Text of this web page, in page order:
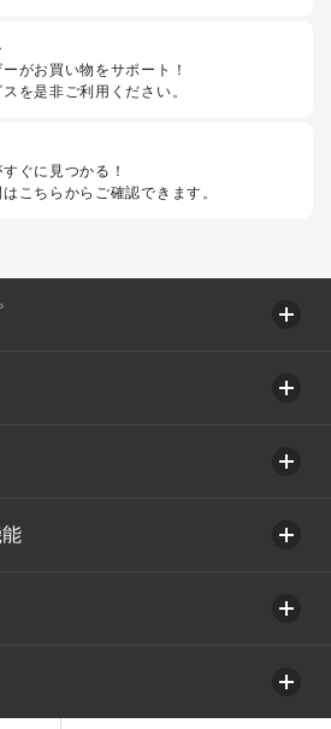
がお買い物をサポート！
を是非ご利用ください。
ぐに見つかる！
こちらからご確認できます。